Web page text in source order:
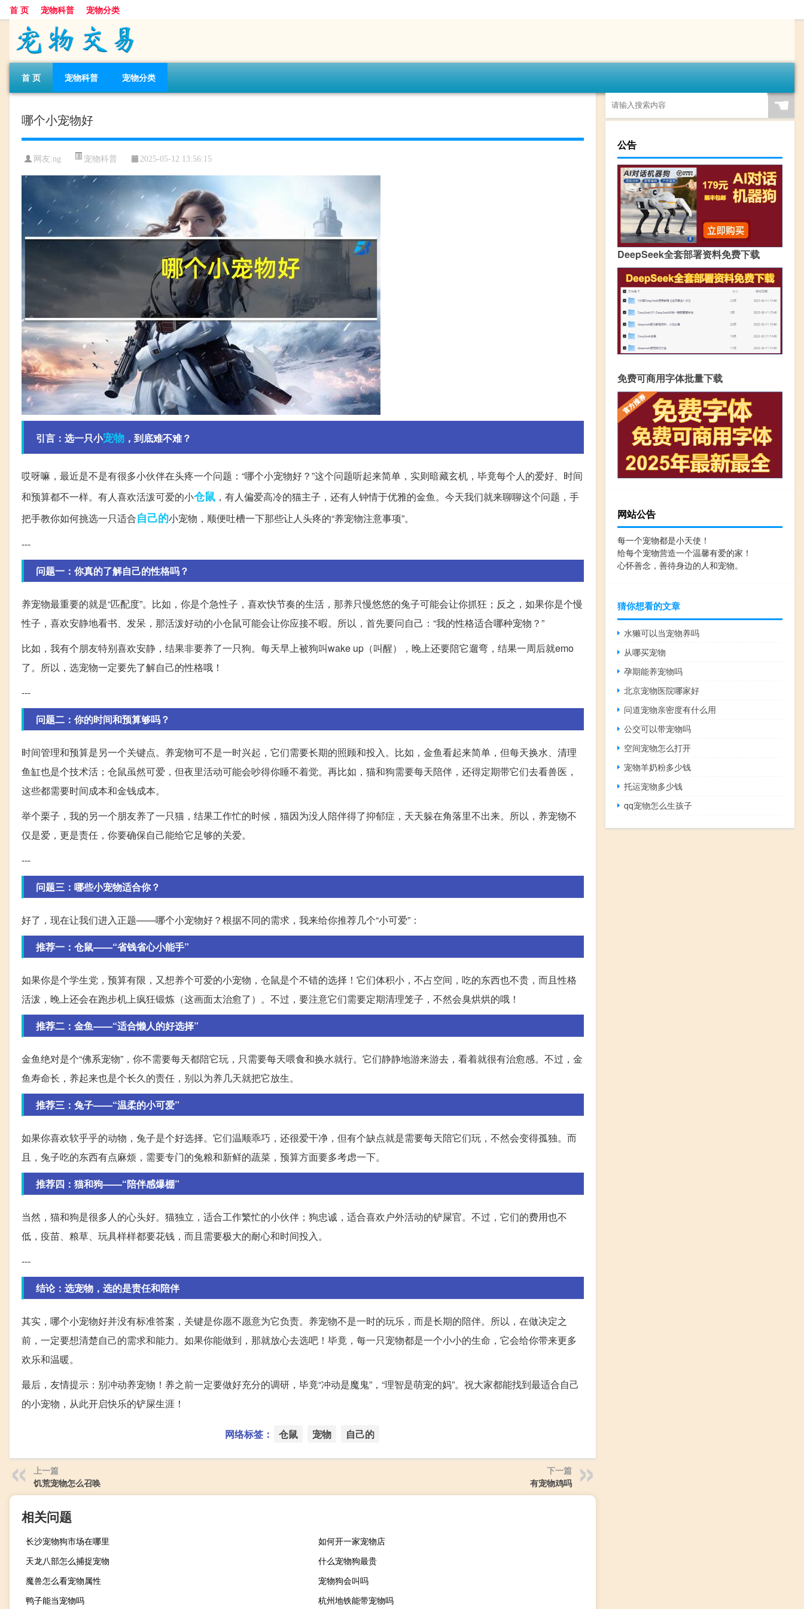
首 页 宠物科普 宠物分类
首 页 宠物科普 宠物分类
哪个小宠物好
网友:ng 宠物科普 2025-05-12 13:56:15
引言：选一只小宠物 ，到底难不难？
哎呀嘛，最近是不是有很多小伙伴在头疼一个问题：“哪个小宠物好？”这个问题听起来简单，实则暗藏玄机，毕竟每个人的爱好、时间
和预算都不一样。有人喜欢活泼可爱的小仓鼠 ，有人偏爱高冷的猫主子，还有人钟情于优雅的金鱼。今天我们就来聊聊这个问题，手
把手教你如何挑选一只适合自己的小宠物，顺便吐槽一下那些让人头疼的“养宠物注意事项”。
---
问题一：你真的了解自己的性格吗？
养宠物最重要的就是“匹配度”。比如，你是个急性子，喜欢快节奏的生活，那养只慢悠悠的兔子可能会让你抓狂；反之，如果你是个慢
性子，喜欢安静地看书、发呆，那活泼好动的小仓鼠可能会让你应接不暇。所以，首先要问自己：“我的性格适合哪种宠物？”
比如，我有个朋友特别喜欢安静，结果非要养了一只狗。每天早上被狗叫wake up（叫醒），晚上还要陪它遛弯，结果一周后就emo
了。所以，选宠物一定要先了解自己的性格哦！
---
问题二：你的时间和预算够吗？
时间管理和预算是另一个关键点。养宠物可不是一时兴起，它们需要长期的照顾和投入。比如，金鱼看起来简单，但每天换水、清理
鱼缸也是个技术活；仓鼠虽然可爱，但夜里活动可能会吵得你睡不着觉。再比如，猫和狗需要每天陪伴，还得定期带它们去看兽医，
这些都需要时间成本和金钱成本。
举个栗子，我的另一个朋友养了一只猫，结果工作忙的时候，猫因为没人陪伴得了抑郁症，天天躲在角落里不出来。所以，养宠物不
仅是爱，更是责任，你要确保自己能给它足够的关爱。
---
问题三：哪些小宠物适合你？
好了，现在让我们进入正题——哪个小宠物好？根据不同的需求，我来给你推荐几个“小可爱”：
推荐一：仓鼠——“省钱省心小能手”
如果你是个学生党，预算有限，又想养个可爱的小宠物，仓鼠是个不错的选择！它们体积小，不占空间，吃的东西也不贵，而且性格
活泼，晚上还会在跑步机上疯狂锻炼（这画面太治愈了）。不过，要注意它们需要定期清理笼子，不然会臭烘烘的哦！
推荐二：金鱼——“适合懒人的好选择”
金鱼绝对是个“佛系宠物”，你不需要每天都陪它玩，只需要每天喂食和换水就行。它们静静地游来游去，看着就很有治愈感。不过，金
鱼寿命长，养起来也是个长久的责任，别以为养几天就把它放生。
推荐三：兔子——“温柔的小可爱”
如果你喜欢软乎乎的动物，兔子是个好选择。它们温顺乖巧，还很爱干净，但有个缺点就是需要每天陪它们玩，不然会变得孤独。而
且，兔子吃的东西有点麻烦，需要专门的兔粮和新鲜的蔬菜，预算方面要多考虑一下。
推荐四：猫和狗——“陪伴感爆棚”
当然，猫和狗是很多人的心头好。猫独立，适合工作繁忙的小伙伴；狗忠诚，适合喜欢户外活动的铲屎官。不过，它们的费用也不
低，疫苗、粮草、玩具样样都要花钱，而且需要极大的耐心和时间投入。
---
结论：选宠物，选的是责任和陪伴
其实，哪个小宠物好并没有标准答案，关键是你愿不愿意为它负责。养宠物不是一时的玩乐，而是长期的陪伴。所以，在做决定之
前，一定要想清楚自己的需求和能力。如果你能做到，那就放心去选吧！毕竟，每一只宠物都是一个小小的生命，它会给你带来更多
欢乐和温暖。
最后，友情提示：别冲动养宠物！养之前一定要做好充分的调研，毕竟“冲动是魔鬼”，“理智是萌宠的妈”。祝大家都能找到最适合自己
的小宠物，从此开启快乐的铲屎生涯！
网络标签： 仓鼠 宠物 自己的
上一篇
饥荒宠物怎么召唤
下一篇
有宠物鸡吗
相关问题
长沙宠物狗市场在哪里
如何开一家宠物店
天龙八部怎么捕捉宠物
什么宠物狗最贵
魔兽怎么看宠物属性
宠物狗会叫吗
鸭子能当宠物吗
杭州地铁能带宠物吗
☚
公告
DeepSeek全套部署资料免费下载
免费可商用字体批量下载
网站公告
每一个宠物都是小天使！
给每个宠物营造一个温馨有爱的家！
心怀善念，善待身边的人和宠物。
猜你想看的文章
水獭可以当宠物养吗
从哪买宠物
孕期能养宠物吗
北京宠物医院哪家好
问道宠物亲密度有什么用
公交可以带宠物吗
空间宠物怎么打开
宠物羊奶粉多少钱
托运宠物多少钱
qq宠物怎么生孩子